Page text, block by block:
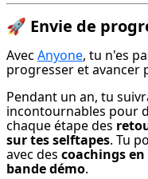
🚀 Envie de
Avec Anyone, tu n'es
progresser et avancer
Pendant un an, tu
incontournables pour
chaque étape des
sur tes selftapes. Tu
avec des coachings
bande démo.